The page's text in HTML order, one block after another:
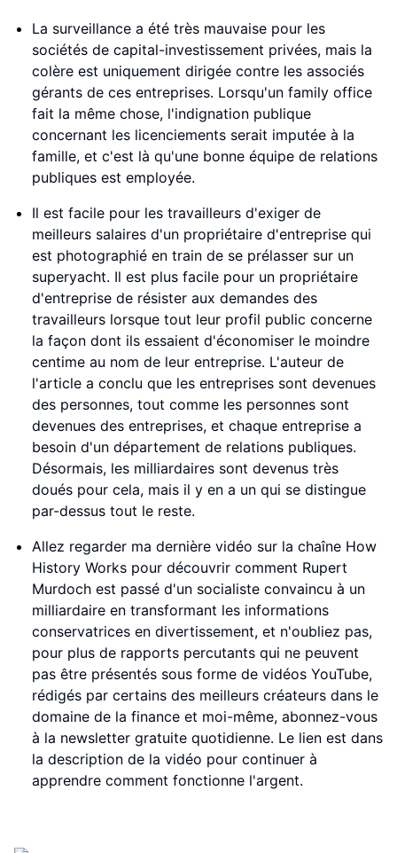
La surveillance a été très mauvaise pour les
sociétés de capital-investissement privées, mais la
colère est uniquement dirigée contre les associés
gérants de ces entreprises. Lorsqu'un family office
fait la même chose, l'indignation publique
concernant les licenciements serait imputée à la
famille, et c'est là qu'une bonne équipe de relations
publiques est employée.
Il est facile pour les travailleurs d'exiger de
meilleurs salaires d'un propriétaire d'entreprise qui
est photographié en train de se prélasser sur un
superyacht. Il est plus facile pour un propriétaire
d'entreprise de résister aux demandes des
travailleurs lorsque tout leur profil public concerne
la façon dont ils essaient d'économiser le moindre
centime au nom de leur entreprise. L'auteur de
l'article a conclu que les entreprises sont devenues
des personnes, tout comme les personnes sont
devenues des entreprises, et chaque entreprise a
besoin d'un département de relations publiques.
Désormais, les milliardaires sont devenus très
doués pour cela, mais il y en a un qui se distingue
par-dessus tout le reste.
Allez regarder ma dernière vidéo sur la chaîne How
History Works pour découvrir comment Rupert
Murdoch est passé d'un socialiste convaincu à un
milliardaire en transformant les informations
conservatrices en divertissement, et n'oubliez pas,
pour plus de rapports percutants qui ne peuvent
pas être présentés sous forme de vidéos YouTube,
rédigés par certains des meilleurs créateurs dans le
domaine de la finance et moi-même, abonnez-vous
à la newsletter gratuite quotidienne. Le lien est dans
la description de la vidéo pour continuer à
apprendre comment fonctionne l'argent.